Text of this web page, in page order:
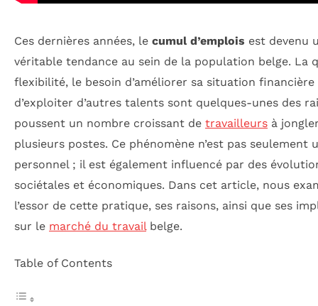
Ces dernières années, le cumul d’emplois est devenu
véritable tendance au sein de la population belge. La
flexibilité, le besoin d’améliorer sa situation financière
d’exploiter d’autres talents sont quelques-unes des
poussent un nombre croissant de travailleurs à
plusieurs postes. Ce phénomène n’est pas seulement
personnel ; il est également influencé par des
sociétales et économiques. Dans cet article, nous
l’essor de cette pratique, ses raisons, ainsi que ses
sur le marché du travailbelge.
Table of Contents